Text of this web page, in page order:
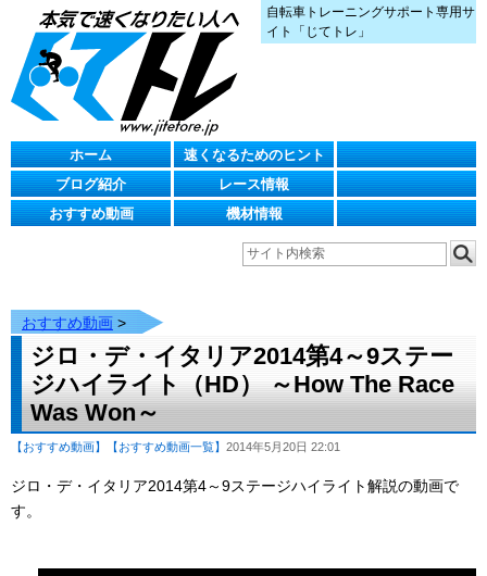
自転車トレーニングサポート専用サ
イト「じてトレ」
ホーム
速くなるためのヒント
ブログ紹介
レース情報
おすすめ動画
機材情報
おすすめ動画 >
ジロ・デ・イタリア2014第4～9ステー
ジハイライト（HD） ～How The Race
Was Won～
【おすすめ動画】 【おすすめ動画一覧】 2014年5月20日 22:01
ジロ・デ・イタリア2014第4～9ステージハイライト解説の動画で
す。